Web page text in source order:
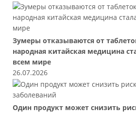
Зумеры отказываются от
народная китайская медицина
всем мире
26.07.2026
Один продукт может снизить